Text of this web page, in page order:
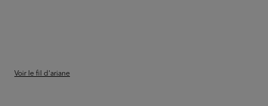
Voir le fil d'ariane